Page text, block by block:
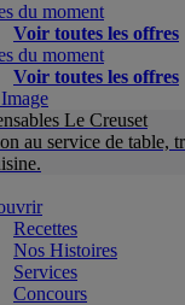
du moment
Voir toutes les offres
du moment
Voir toutes les offres
Le Creuset
au service de table,
Recettes
Nos Histoires
Services
Concours